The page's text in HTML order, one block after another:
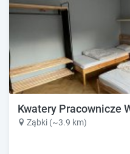
Kwatery Pracownicze
Ząbki (~3.9 km)